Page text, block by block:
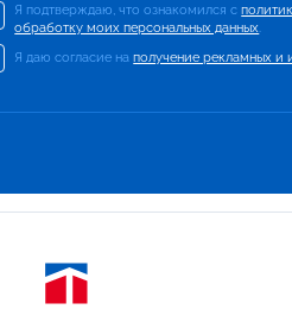
Я подтверждаю, что ознакомился с
обработку моих персональных данных.
Я даю согласие наполучение рекламных